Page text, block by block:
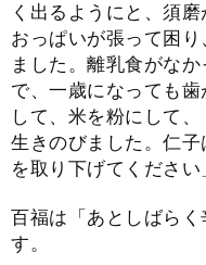
く出るようにと、須
おっぱいが張って困
ました。離乳食がな
で、一歳になっても
して、米を粉にして
生きのびました。仁
を取り下げてください
百福は「あとしばら
す。